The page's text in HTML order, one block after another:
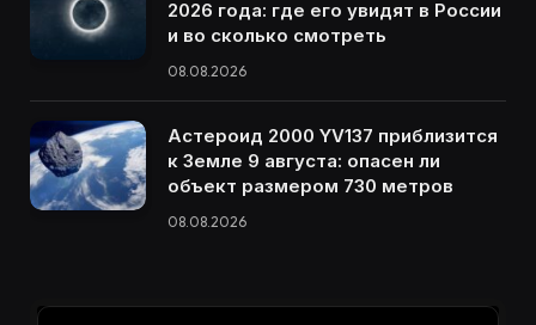
2026 года: где его увидят в России
и во сколько смотреть
08.08.2026
Астероид 2000 YV137 приблизится
к Земле 9 августа: опасен ли
объект размером 730 метров
08.08.2026